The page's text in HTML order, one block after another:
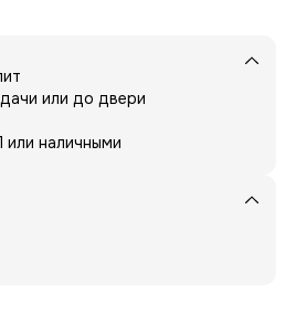
или до двери
наличными